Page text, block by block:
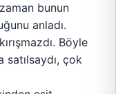
bunun
anladı.
Böyle
satılsaydı, çok